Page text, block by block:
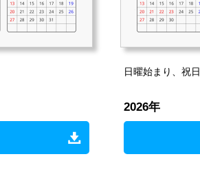
日曜始まり、祝日
2026年